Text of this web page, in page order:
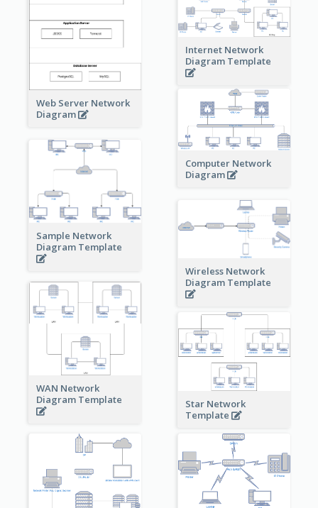
Web Server Network
Diagram
Internet Network
Diagram Template
Computer Network
Diagram
Sample Network
Diagram Template
Wireless Network
Diagram Template
WAN Network
Diagram Template
Star Network
Template